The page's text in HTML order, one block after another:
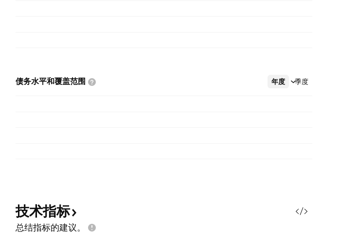
债务水平和覆盖范围 年度 季度
更多
技术指标
总结指标的建议。